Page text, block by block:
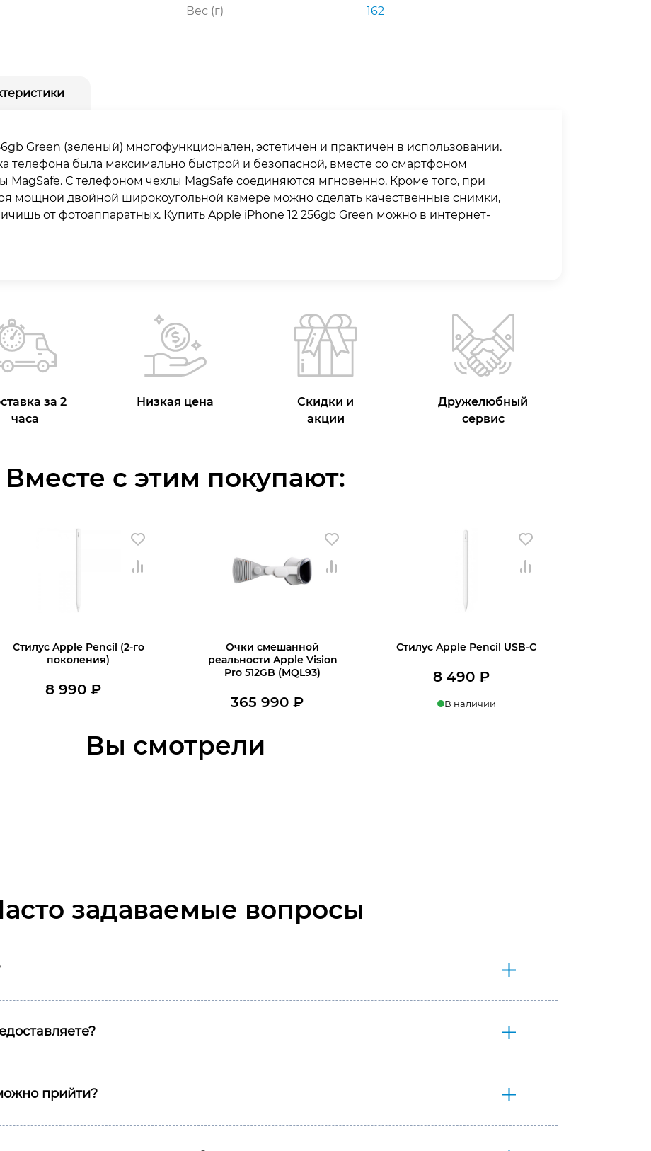
Вес (г) 162
Green (зеленый) многофункционален, эстетичен и практичен в использовании.
телефона была максимально быстрой и безопасной, вместе со смартфоном
MagSafe. С телефоном чехлы MagSafe соединяются мгновенно. Кроме того, при
мощной двойной широкоугольной камере можно сделать качественные снимки,
от фотоаппаратных. Купить Apple iPhone 12 256gb Green можно в интернет-
за 2
часа
Низкая цена
Скидки и
акции
Дружелюбный
сервис
Вместе с этим покупают:
Стилус Apple Pencil (2-го
поколения)
8 990 ₽
Очки смешанной
реальности Apple Vision
Pro 512GB (MQL93)
365 990₽
Стилус Apple Pencil USB-C
8 490 ₽
В наличии
Вы смотрели
задаваемые вопросы
прийти?